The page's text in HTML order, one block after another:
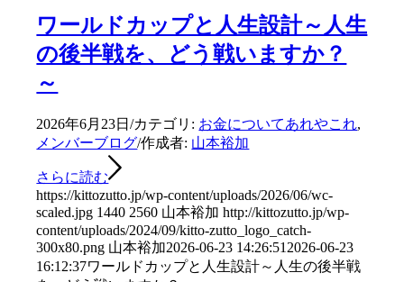
ワールドカップと人生設計～人生
の後半戦を、どう戦いますか？
～
2026年6月23日/カテゴリ: お金についてあれやこれ,
メンバーブログ/作成者: 山本裕加
さらに読む
https://kittozutto.jp/wp-content/uploads/2026/06/wc-
scaled.jpg 1440 2560 山本裕加 http://kittozutto.jp/wp-
content/uploads/2024/09/kitto-zutto_logo_catch-
300x80.png 山本裕加2026-06-23 14:26:51 2026-06-23
16:12:37ワールドカップと人生設計～人生の後半戦